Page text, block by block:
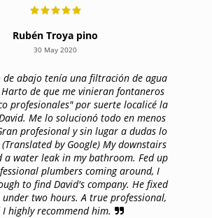
Rubén Troya pino
30 May 2020
de abajo tenía una filtración de agua
de que me vinieran fontaneros
profesionales" por suerte localicé la
Me lo solucionó todo en menos
profesional y sin lugar a dudas lo
by Google) My downstairs
a water leak in my bathroom. Fed up
plumbers coming around, I
to find David's company. He fixed
two hours. A true professional,
highly recommend him.